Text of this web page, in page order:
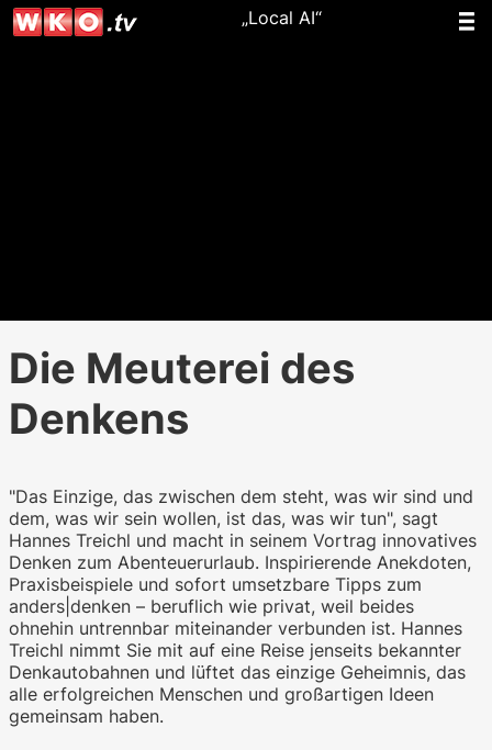
„Local AI“
Die Meuterei des
Denkens
"Das Einzige, das zwischen dem steht, was wir sind und
dem, was wir sein wollen, ist das, was wir tun", sagt
Hannes Treichl und macht in seinem Vortrag innovatives
Denken zum Abenteuerurlaub. Inspirierende Anekdoten,
Praxisbeispiele und sofort umsetzbare Tipps zum
anders|denken – beruflich wie privat, weil beides
ohnehin untrennbar miteinander verbunden ist. Hannes
Treichl nimmt Sie mit auf eine Reise jenseits bekannter
Denkautobahnen und lüftet das einzige Geheimnis, das
alle erfolgreichen Menschen und großartigen Ideen
gemeinsam haben.
WKO.tv KI (lokales LLM gemma-4-
26b-a4b-it, Blackwell)